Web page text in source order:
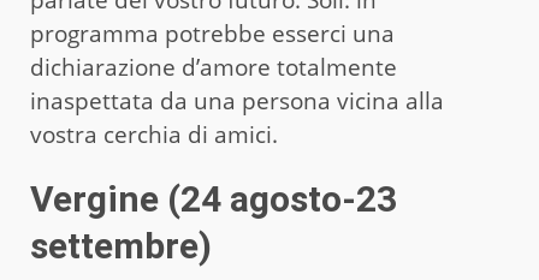
programma potrebbe esserci una
dichiarazione d’amore totalmente
inaspettata da una persona vicina alla
vostra cerchia di amici.
Vergine (24 agosto-23
settembre)